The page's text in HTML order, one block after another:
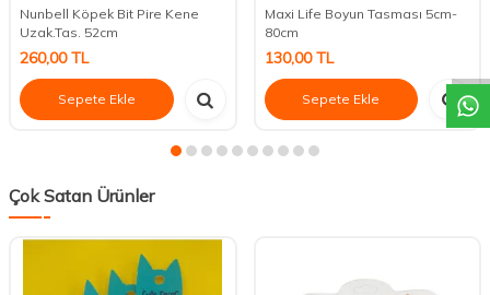
Nunbell Köpek Bit Pire Kene
Uzak.Tas. 52cm
260,00TL
Sepete Ekle
Maxi Life Boyun Tasması 5cm-
80cm
130,00TL
Sepete Ekle
Çok Satan Ürünler